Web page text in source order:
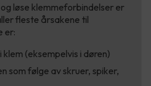
løse klemmeforbindelser er
fleste årsakene til
er:
(eksempelvis i døren)
som følge av skruer, spiker,